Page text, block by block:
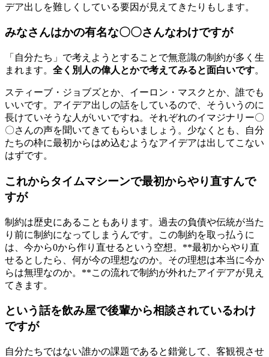
デア出しを難しくしている要因が見えてきたりもします。
みなさんはかの有名な〇〇さんなわけですが
「自分たち」で考えようとすることで無意識の制約が多く生
まれます。 全く別人の偉人とかで考えてみると面白いです。
スティーブ・ジョブズとか、イーロン・マスクとか、誰でも
いいです。アイデア出しの話をしているので、そういうのに
長けていそうな人がいいですね。それぞれのイマジナリー〇
〇さんの声を聞いてきてもらいましょう。少なくとも、自分
たちの枠に最初からはめ込むようなアイデアは出してこない
はずです。
これからタイムマシーンで最初からやり直すんで
すが
制約は歴史にあることもあります。過去の負債や伝統が当た
り前に制約になってしまうんです。この制約を取っ払うに
は、今から0から作り直せるという空想。**最初からやり直
せるとしたら、何が今の理想なのか。その理想は本当に今か
らは無理なのか。**この流れで制約が外れたアイデアが見え
てきます。
という話を飲み屋で後輩から相談されているわけ
ですが
自分たちではない誰かの課題であると錯覚して、客観視させ